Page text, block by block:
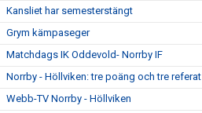
Kansliet har semesterstängt
Grym kämpaseger
Matchdags IK Oddevold- Norrby IF
Norrby - Höllviken: tre poäng och tre referat
Webb-TV Norrby - Höllviken